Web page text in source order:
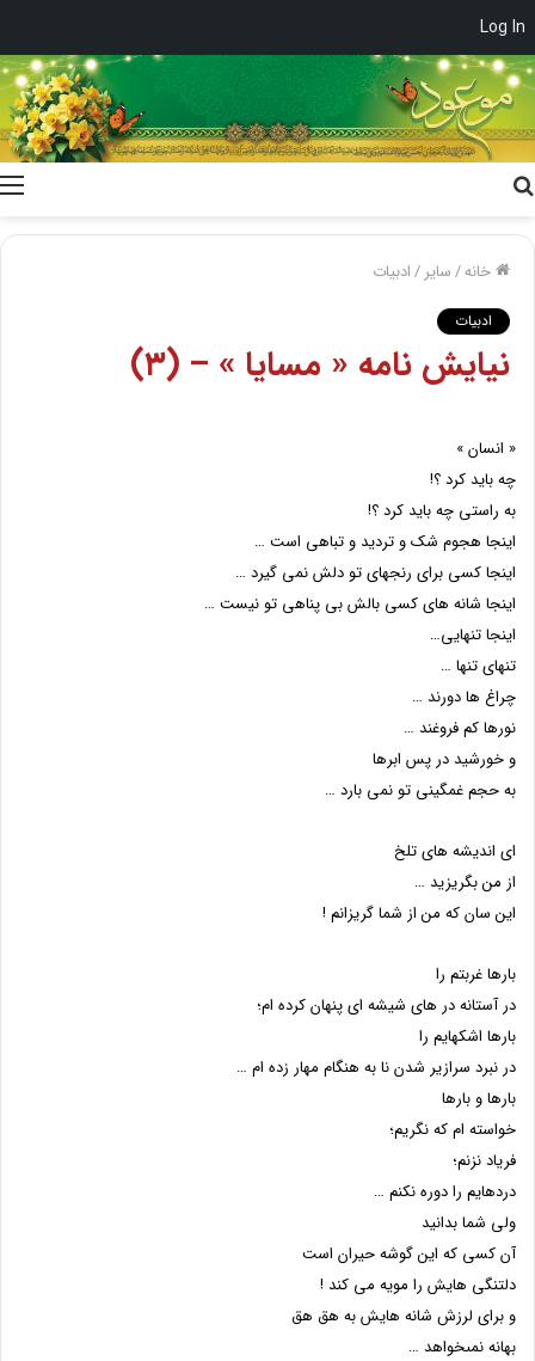
Log In
خانه/سایر /ادبیات
ادبیات
نیایش نامه « مسایا » – (۳)
« انسان »
چه باید کرد ؟!
به راستى چه باید کرد ؟!
اینجا هجوم شک و تردید و تباهى است …
اینجا کسى براى رنجهاى تو دلش نمى گیرد …
اینجا شانه هاى کسى بالش بى پناهى تو نیست …
اینجا تنهایى…
تنهاى تنها …
چراغ ها دورند …
نورها کم فروغند …
و خورشید در پس ابرها
به حجم غمگینی تو نمى بارد …
اى اندیشه هاى تلخ
از من بگریزید …
این سان که من از شما گریزانم !
بارها غربتم را
در آستانه در هاى شیشه اى پنهان کرده ام؛
بارها اشکهایم را
در نبرد سرازیر شدن نا به هنگام مهار زده ام …
بارها و بارها
خواسته ام که نگریم؛
فریاد نزنم؛
دردهایم را دوره نکنم …
ولى شما بدانید
آن کسى که این گوشه حیران است
دلتنگى هایش را مویه مى کند !
و براى لرزش شانه هایش به هق هق
بهانه نمىخواهد …